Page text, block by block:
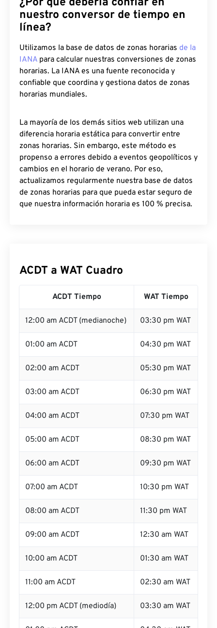
nuestro conversor de tiempo en
línea?
Utilizamos la base de datos de zonas horarias de la
IANA para calcular nuestras conversiones de zonas
horarias. La IANA es una fuente reconocida y
confiable que coordina y gestiona datos de zonas
horarias mundiales.
La mayoría de los demás sitios web utilizan una
diferencia horaria estática para convertir entre
zonas horarias. Sin embargo, este método es
propenso a errores debido a eventos geopolíticos y
cambios en el horario de verano. Por eso,
actualizamos regularmente nuestra base de datos
de zonas horarias para que pueda estar seguro de
que nuestra información horaria es 100 % precisa.
ACDT a WAT Cuadro
ACDT Tiempo WAT Tiempo
12:00 am ACDT (medianoche) 03:30 pm WAT
01:00 am ACDT 04:30 pm WAT
02:00 am ACDT 05:30 pm WAT
03:00 am ACDT 06:30 pm WAT
04:00 am ACDT 07:30 pm WAT
05:00 am ACDT 08:30 pm WAT
06:00 am ACDT 09:30 pm WAT
07:00 am ACDT 10:30 pm WAT
08:00 am ACDT 11:30 pm WAT
09:00 am ACDT 12:30 am WAT
10:00 am ACDT 01:30 am WAT
11:00 am ACDT 02:30 am WAT
12:00 pm ACDT (mediodía) 03:30 am WAT